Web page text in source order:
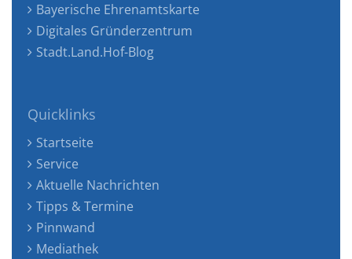
Bayerische Ehrenamtskarte
Digitales Gründerzentrum
Stadt.Land.Hof-Blog
Quicklinks
Startseite
Service
Aktuelle Nachrichten
Tipps & Termine
Pinnwand
Mediathek